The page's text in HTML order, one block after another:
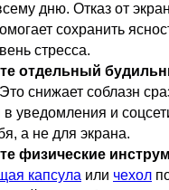
дню. Отказ от
сохранить
стресса.
отдельный
Это снижает соблазн
в уведомления и
а не для экрана.
физические
капсула или чехол